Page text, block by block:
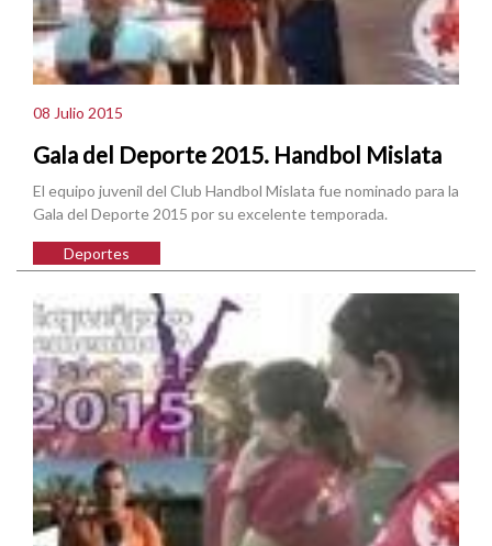
08 Julio 2015
Gala del Deporte 2015. Handbol Mislata
El equipo juvenil del Club Handbol Mislata fue nominado para la
Gala del Deporte 2015 por su excelente temporada.
Deportes